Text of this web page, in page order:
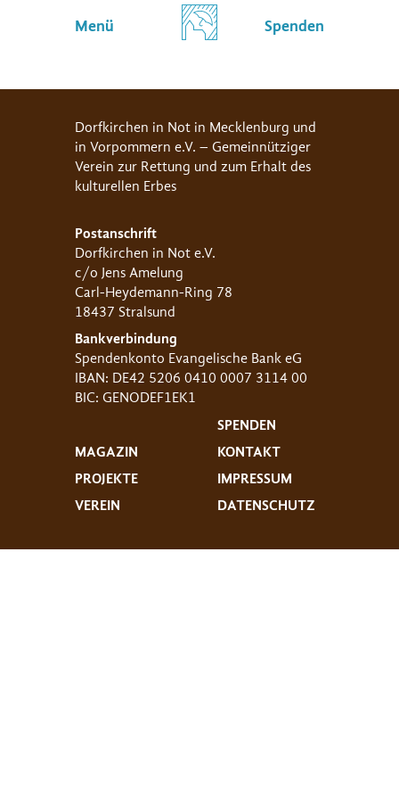
Menü Spenden
Dorfkirchen in Not in Mecklenburg und
in Vorpommern e.V. – Gemeinnütziger
Verein zur Rettung und zum Erhalt des
kulturellen Erbes
Postanschrift
Dorfkirchen in Not e.V.
c/o Jens Amelung
Carl-Heydemann-Ring 78
18437 Stralsund
Bankverbindung
Spendenkonto Evangelische Bank eG
IBAN: DE42 5206 0410 0007 3114 00
BIC: GENODEF1EK1
MAGAZIN
PROJEKTE
VEREIN
SPENDEN
KONTAKT
IMPRESSUM
DATENSCHUTZ